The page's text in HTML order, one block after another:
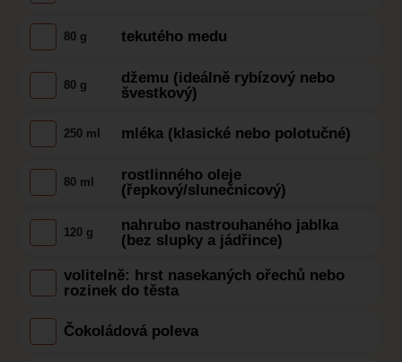
80 g tekutého medu
80 g
džemu (ideálně rybízový nebo
švestkový)
250 ml mléka (klasické nebo polotučné)
80 ml
rostlinného oleje
(řepkový/slunečnicový)
120 g
nahrubo nastrouhaného jablka
(bez slupky a jádřince)
volitelně: hrst nasekaných ořechů nebo
rozinek do těsta
Čokoládová poleva